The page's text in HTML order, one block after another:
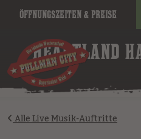
Öffnungszeiten & Preise
image
HEARTLAND
Alle Live Musik-Auftritte